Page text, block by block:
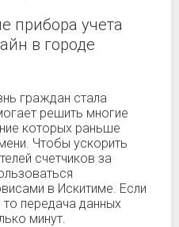
прибора учета
в городе
граждан стала
решить многие
которых раньше
Чтобы ускорить
счетчиков за
в Искитиме. Если
то передача данных
минут.